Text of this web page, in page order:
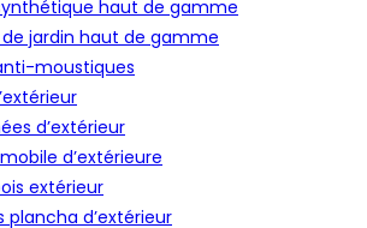
haut de gamme
jardin haut de gamme
moustiques
d’extérieur
d’extérieure
extérieur
plancha d’extérieur